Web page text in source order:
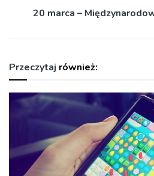
20 marca –
Przeczytaj również: